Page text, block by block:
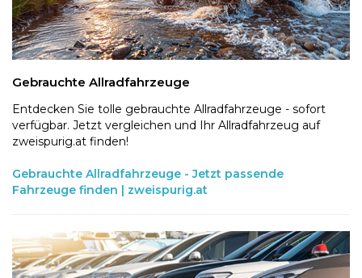
Gebrauchte Allradfahrzeuge
Entdecken Sie tolle gebrauchte Allradfahrzeuge - sofort
verfügbar. Jetzt vergleichen und Ihr Allradfahrzeug auf
zweispurig.at finden!
Gebrauchte Allradfahrzeuge - Jetzt passende
Fahrzeuge finden | zweispurig.at